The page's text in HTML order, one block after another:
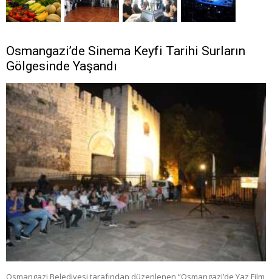
Osmangazi’de Sinema Keyfi Tarihi Surların
Gölgesinde Yaşandı
Osmangazi Belediyesi tarafından düzenlenen “Osmangazi’de Yaz Film